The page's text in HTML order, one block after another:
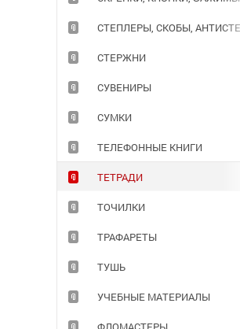
СТЕПЛЕРЫ, СКОБЫ,
СТЕРЖНИ
СУВЕНИРЫ
СУМКИ
ТЕЛЕФОННЫЕ КНИГИ
ТЕТРАДИ
ТОЧИЛКИ
ТРАФАРЕТЫ
ТУШЬ
УЧЕБНЫЕ МАТЕРИАЛЫ